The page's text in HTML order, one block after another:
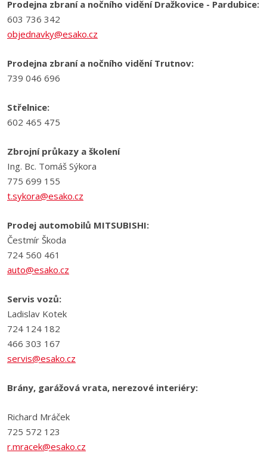
odeslat.
Prodejna zbraní a nočního vidění Dražkovice - Pardubice:
603 736 342
objednavky@esako.cz
Prodejna zbraní a nočního vidění Trutnov:
739 046 696
Střelnice:
602 465 475
Zbrojní průkazy a školení
Ing. Bc. Tomáš Sýkora
775 699 155
t.sykora@esako.cz
Prodej automobilů MITSUBISHI:
Čestmír Škoda
724 560 461
auto@esako.cz
Servis vozů:
Ladislav Kotek
724 124 182
466 303 167
servis@esako.cz
Brány, garážová vrata, nerezové interiéry:
Richard Mráček
725 572 123
r.mracek@esako.cz